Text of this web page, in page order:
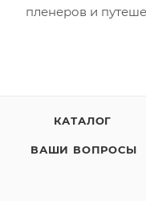
пленеров и
КАТАЛОГ
ВАШИ ВОПРОСЫ